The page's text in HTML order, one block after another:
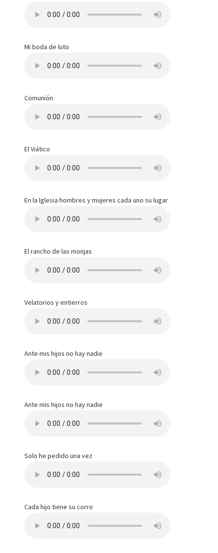
Mi boda de luto
Comunión
El Viático
En la Iglesia hombres y mujeres cada uno su lugar
El rancho de las monjas
Velatorios y entierros
Ante mis hijos no hay nadie
Ante mis hijos no hay nadie
Solo he pedido una vez
Cada hijo tiene su corro